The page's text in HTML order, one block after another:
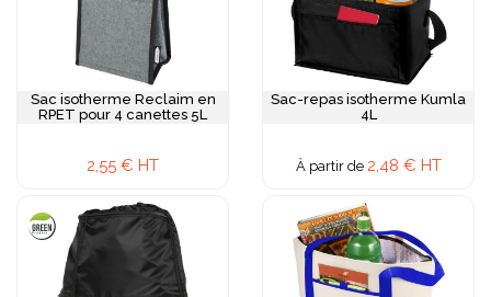
Sac isotherme Reclaim en
RPET pour 4 canettes 5L
2,55 € HT
Sac-repas isotherme Kumla
4L
À partir de 2,48 € HT